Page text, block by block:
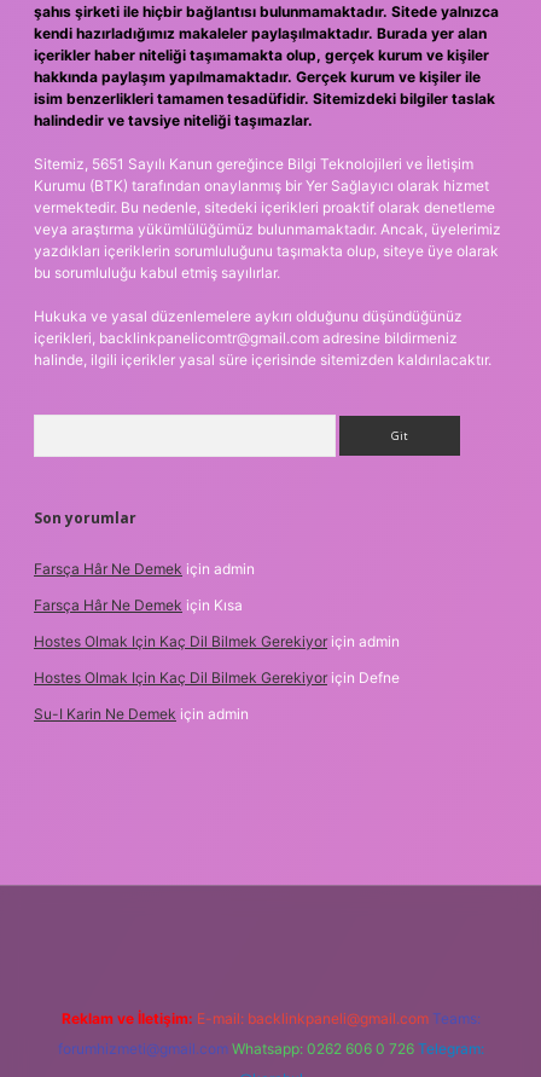
şahıs şirketi ile hiçbir bağlantısı bulunmamaktadır. Sitede yalnızca
kendi hazırladığımız makaleler paylaşılmaktadır. Burada yer alan
içerikler haber niteliği taşımamakta olup, gerçek kurum ve kişiler
hakkında paylaşım yapılmamaktadır. Gerçek kurum ve kişiler ile
isim benzerlikleri tamamen tesadüfidir. Sitemizdeki bilgiler taslak
halindedir ve tavsiye niteliği taşımazlar.
Sitemiz, 5651 Sayılı Kanun gereğince Bilgi Teknolojileri ve İletişim
Kurumu (BTK) tarafından onaylanmış bir Yer Sağlayıcı olarak hizmet
vermektedir. Bu nedenle, sitedeki içerikleri proaktif olarak denetleme
veya araştırma yükümlülüğümüz bulunmamaktadır. Ancak, üyelerimiz
yazdıkları içeriklerin sorumluluğunu taşımakta olup, siteye üye olarak
bu sorumluluğu kabul etmiş sayılırlar.
Hukuka ve yasal düzenlemelere aykırı olduğunu düşündüğünüz
içerikleri, backlinkpanelicomtr@gmail.com adresine bildirmeniz
halinde, ilgili içerikler yasal süre içerisinde sitemizden kaldırılacaktır.
Son yorumlar
Farsça Hâr Ne Demek için admin
Farsça Hâr Ne Demek için Kısa
Hostes Olmak Için Kaç Dil Bilmek Gerekiyor için admin
Hostes Olmak Için Kaç Dil Bilmek Gerekiyor için Defne
Su-I Karin Ne Demek için admin
Reklam ve İletişim: E-mail: backlinkpaneli@gmail.com Teams:
forumhizmeti@gmail.com Whatsapp: 0262 606 0 726 Telegram: